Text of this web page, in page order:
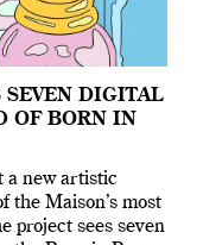
SEVEN DIGITAL
OF BORN IN
a new artistic
the Maison’s most
project sees seven